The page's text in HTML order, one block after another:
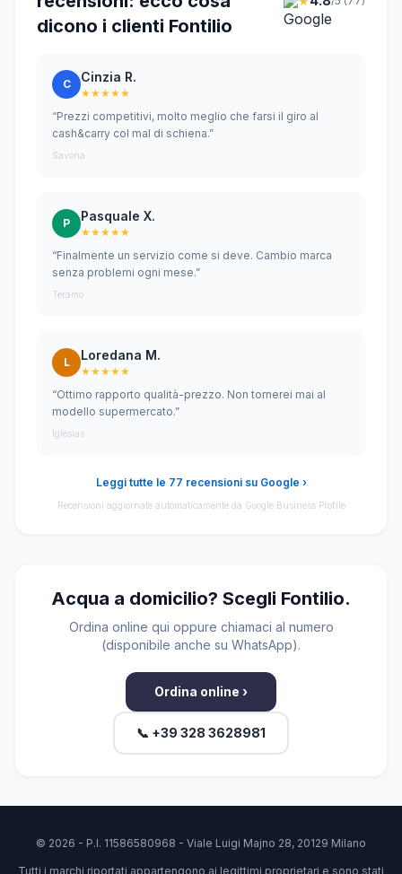
dicono i clienti Fontilio
C Cinzia R.
★★★★★
“Prezzi competitivi, molto meglio che farsi il giro al
cash&carry col mal di schiena.”
Savona
P Pasquale X.
★★★★★
“Finalmente un servizio come si deve. Cambio marca
senza problemi ogni mese.”
Teramo
L Loredana M.
★★★★★
“Ottimo rapporto qualità-prezzo. Non tornerei mai al
modello supermercato.”
Iglesias
Leggi tutte le 77 recensioni su Google ›
Recensioni aggiornate automaticamente da Google Business Profile
Acqua a domicilio? Scegli Fontilio.
Ordina online qui oppure chiamaci al numero
(disponibile anche su WhatsApp).
Ordina online ›
📞 +39 328 3628981
© 2026 - P.I. 11586580968 - Viale Luigi Majno 28, 20129 Milano
Tutti i marchi riportati appartengono ai legittimi proprietari e sono stati